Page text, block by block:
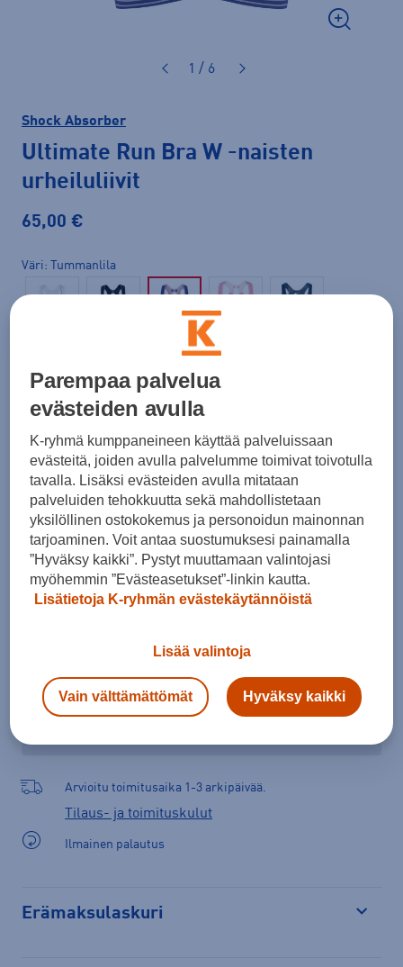
1 / 6
Shock Absorber
Ultimate Run Bra W -naisten
urheiluliivit
65,00 €
Väri Tummanlila
Koko
75E 75G 75F 85E 85F 85H
Kokotaulukko
Lisää ostoskoriin
Verkkokauppa: SaatavillaMyymälät: Saatavilla
Arvioitu toimitusaika 1-3 arkipäivää.
Tilaus- ja toimituskulut
Ilmainen palautus
Erämaksulaskuri
Parempaa palvelua
evästeiden avulla
K-ryhmä kumppaneineen käyttää palveluissaan
evästeitä, joiden avulla palvelumme toimivat toivotulla
tavalla. Lisäksi evästeiden avulla mitataan
palveluiden tehokkuutta sekä mahdollistetaan
yksilöllinen ostokokemus ja personoidun mainonnan
tarjoaminen. Voit antaa suostumuksesi painamalla
”Hyväksy kaikki”. Pystyt muuttamaan valintojasi
myöhemmin ”Evästeasetukset”-linkin kautta.
Lisätietoja K-ryhmän evästekäytännöistä
Lisää valintoja
Vain välttämättömät Hyväksy kaikki